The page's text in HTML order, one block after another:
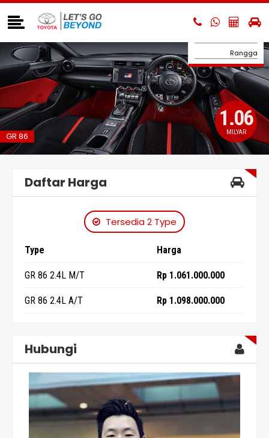
GR 86
1.06
MILYAR
Daftar Harga
Tersedia 2 Type
Type Harga
GR 86 2.4L M/T Rp 1.061.000.000
GR 86 2.4L A/T Rp 1.098.000.000
Hubungi
Hilux Double Cabin
Hilux BEV
Rangga